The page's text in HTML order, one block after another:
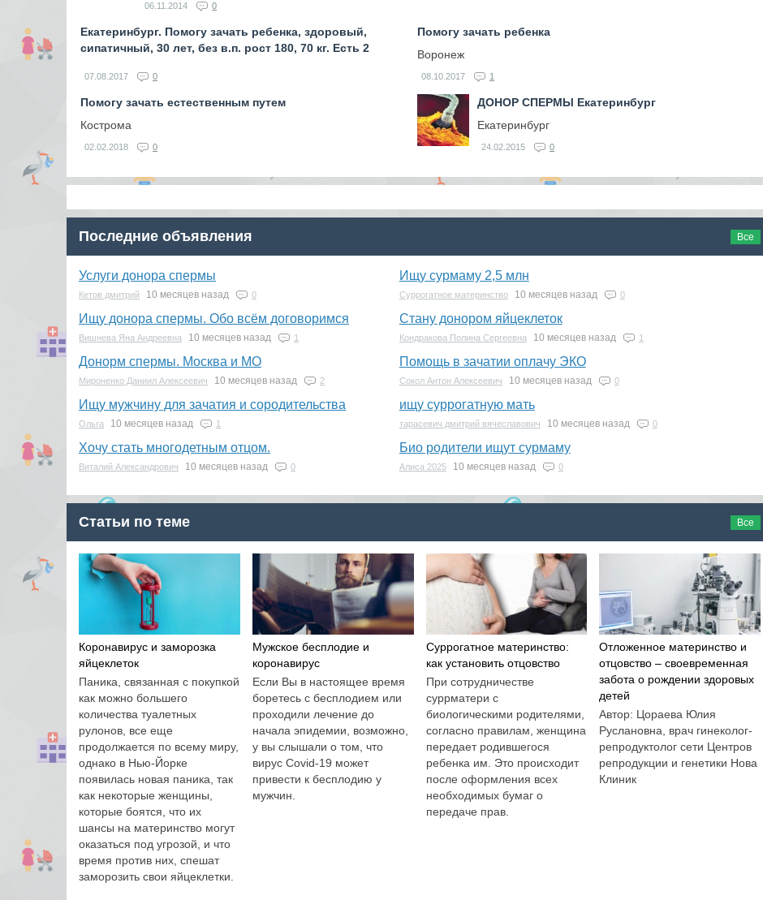
06.11.2014 0
Екатеринбург. Помогу зачать ребенка, здоровый,
сипатичный, 30 лет, без в.п. рост 180, 70 кг. Есть 2
07.08.2017 0
Помогу зачать ребенка
Воронеж
08.10.2017 1
Помогу зачать естественным путем
Кострома
02.02.2018 0
ДОНОР СПЕРМЫ Екатеринбург
Екатеринбург
24.02.2015 0
Последние объявления Все
Услуги донора спермы
Кетов дмитрий 10 месяцев назад 0
Ищу сурмаму 2,5 млн
Суррогатное материнство 10 месяцев назад 0
Ищу донора спермы. Обо всём договоримся
Вишнева Яна Андреевна 10 месяцев назад 1
Стану донором яйцеклеток
Кондракова Полина Сергеевна 10 месяцев назад 1
Донорм спермы. Москва и МО
Мироненко Даниил Алексеевич 10 месяцев назад 2
Помощь в зачатии оплачу ЭКО
Сокол Антон Алексеевич 10 месяцев назад 0
Ищу мужчину для зачатия и сородительства
Ольга 10 месяцев назад 1
ищу суррогатную мать
тарасевич дмитрий вячеславович 10 месяцев назад 0
Хочу стать многодетным отцом.
Виталий Александрович 10 месяцев назад 0
Био родители ищут сурмаму
Алиса 2025 10 месяцев назад 0
Статьи по теме Все
Коронавирус и заморозка
яйцеклеток
Паника, связанная с покупкой
как можно большего
количества туалетных
рулонов, все еще
продолжается по всему миру,
однако в Нью-Йорке
появилась новая паника, так
как некоторые женщины,
которые боятся, что их
шансы на материнство могут
оказаться под угрозой, и что
время против них, спешат
заморозить свои яйцеклетки.
Мужское бесплодие и
коронавирус
Если Вы в настоящее время
боретесь с бесплодием или
проходили лечение до
начала эпидемии, возможно,
у вы слышали о том, что
вирус Covid-19 может
привести к бесплодию у
мужчин.
Суррогатное материнство:
как установить отцовство
При сотрудничестве
суррматери с
биологическими родителями,
согласно правилам, женщина
передает родившегося
ребенка им. Это происходит
после оформления всех
необходимых бумаг о
передаче прав.
Отложенное материнство и
отцовство – своевременная
забота о рождении здоровых
детей
Автор: Цораева Юлия
Руслановна, врач гинеколог-
репродуктолог сети Центров
репродукции и генетики Нова
Клиник